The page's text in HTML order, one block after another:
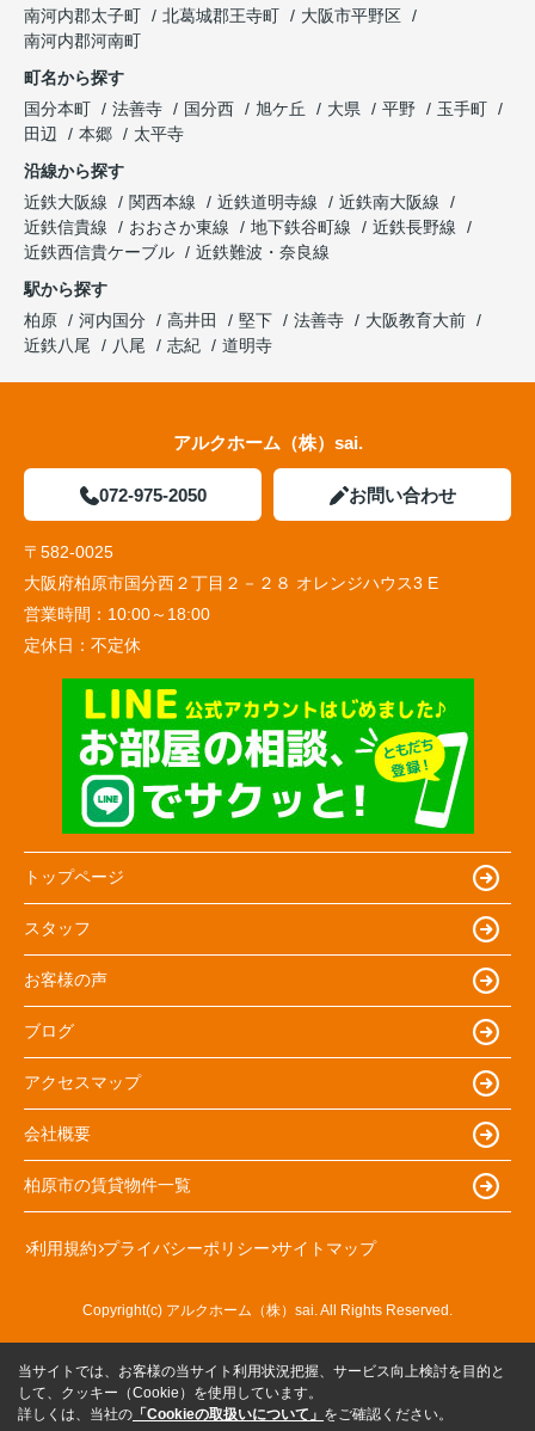
南河内郡太子町
北葛城郡王寺町
大阪市平野区
南河内郡河南町
町名から探す
国分本町
法善寺 国分西 旭ケ丘 大県 平野
玉手町
田辺
本郷
太平寺
沿線から探す
近鉄大阪線
関西本線 近鉄道明寺線
近鉄南大阪線
近鉄信貴線
おおさか東線 地下鉄谷町線
近鉄長野線
近鉄西信貴ケーブル
近鉄難波・奈良線
駅から探す
柏原
河内国分 高井田 堅下 法善寺
大阪教育大前
近鉄八尾
八尾 志紀 道明寺
アルクホーム（株）sai.
072-975-2050 お問い合わせ
〒582-0025
大阪府柏原市国分西２丁目２－２８ オレンジハウス3 E
営業時間： 10:00～18:00
定休日： 不定休
トップページ
スタッフ
お客様の声
ブログ
アクセスマップ
会社概要
柏原市の賃貸物件一覧
利用規約 プライバシーポリシー サイトマップ
Copyright(c) アルクホーム（株）sai. All Rights Reserved.
当サイトでは、お客様の当サイト利用状況把握、サービス向上検討を目的と
して、クッキー（Cookie）を使用しています。
詳しくは、当社の 「Cookieの取扱いについて」 をご確認ください。